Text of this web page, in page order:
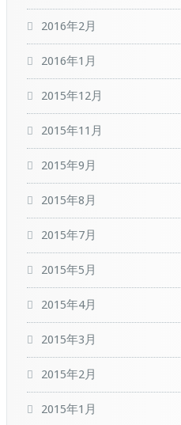
2016年2月
2016年1月
2015年12月
2015年11月
2015年9月
2015年8月
2015年7月
2015年5月
2015年4月
2015年3月
2015年2月
2015年1月